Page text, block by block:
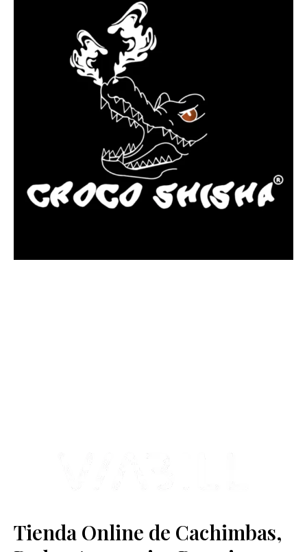
Tienda Online de Cachimbas,